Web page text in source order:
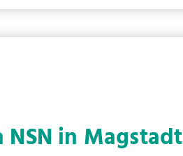
in Magstadt